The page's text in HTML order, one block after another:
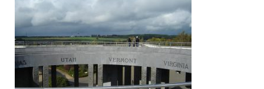
BILLETTERIE